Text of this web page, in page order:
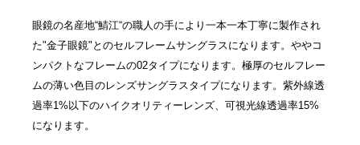
眼鏡の名産地“鯖江“の職人の手により一本一本丁寧に製作され
た"金子眼鏡"とのセルフレームサングラスになります。ややコ
ンパクトなフレームの02タイプになります。極厚のセルフレー
ムの薄い色目のレンズサングラスタイプになります。紫外線透
過率1%以下のハイクオリティーレンズ、可視光線透過率15%
になります。